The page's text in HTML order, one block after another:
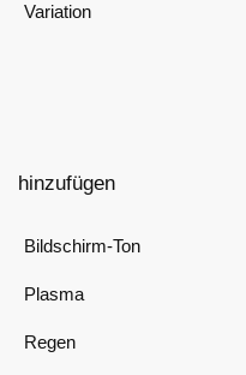
Variation
hinzufügen
Bildschirm-Ton
Plasma
Regen